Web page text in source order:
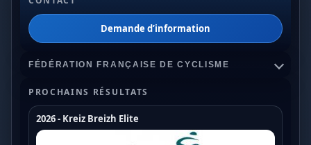
Demande d’information
FÉDÉRATION FRANÇAISE DE CYCLISME
Championnats de France
PROCHAINS RÉSULTATS
2026 - Kreiz Breizh Elite